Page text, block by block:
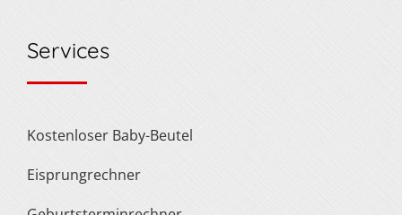
Services
Kostenloser Baby-Beutel
Eisprungrechner